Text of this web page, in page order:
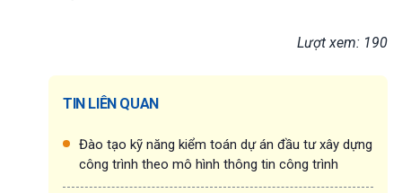
Lượt xem: 190
TIN LIÊN QUAN
Đào tạo kỹ năng kiểm toán dự án đầu tư xây dựng
công trình theo mô hình thông tin công trình